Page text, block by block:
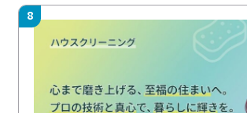
8